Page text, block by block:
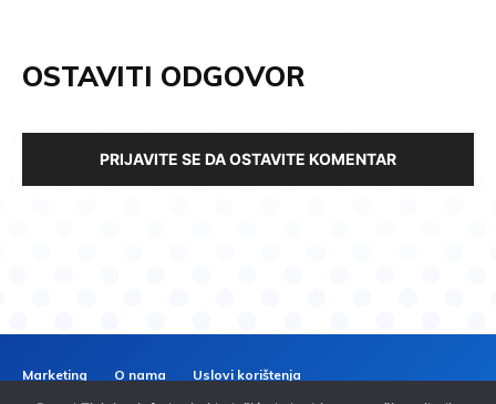
OSTAVITI ODGOVOR
PRIJAVITE SE DA OSTAVITE KOMENTAR
Marketing O nama
Uslovi korištenja